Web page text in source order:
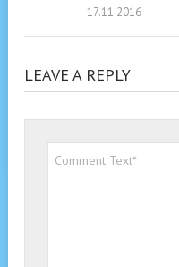
17.11.2016
LEAVE A REPLY